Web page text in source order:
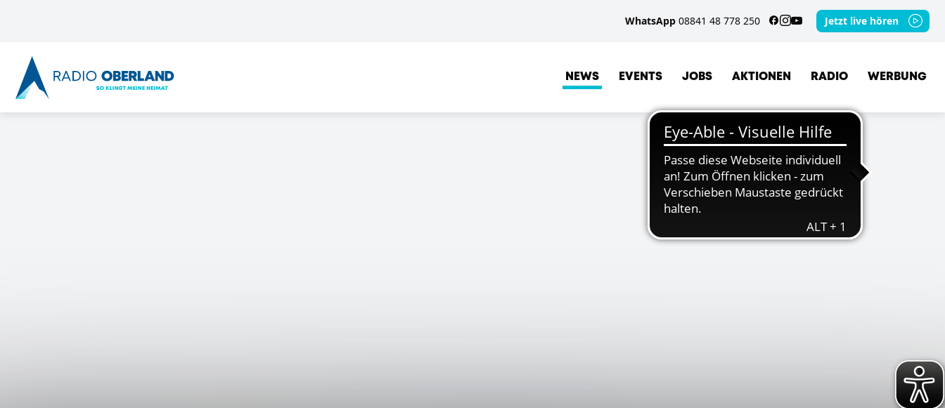
WhatsApp 08841 48 778 250 Jetzt live hören
NEWS EVENTS JOBS AKTIONEN RADIO WERBUNG